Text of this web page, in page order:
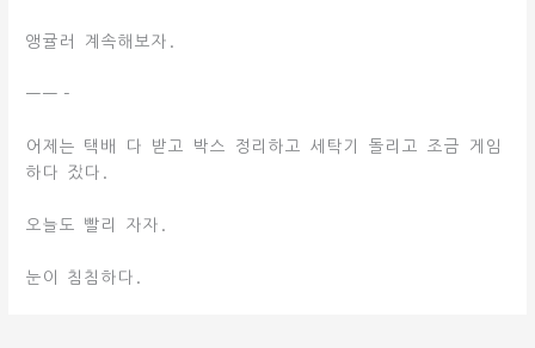
앵귤러 계속해보자.
——–
어제는 택배 다 받고 박스 정리하고 세탁기 돌리고 조금 게임
하다 잤다.
오늘도 빨리 자자.
눈이 침침하다.